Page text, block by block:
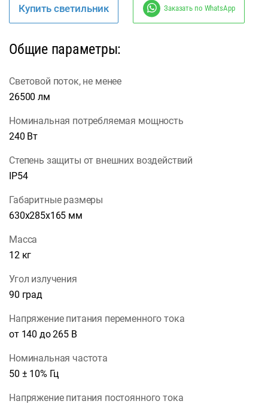
Купить светильник Заказать по WhatsApp
Общие параметры:
Световой поток, не менее
26500 лм
Номинальная потребляемая мощность
240 Вт
Степень защиты от внешних воздействий
IP54
Габаритные размеры
630х285х165 мм
Масса
12 кг
Угол излучения
90 град
Напряжение питания переменного тока
от 140 до 265 В
Номинальная частота
50 ± 10% Гц
Напряжение питания постоянного тока